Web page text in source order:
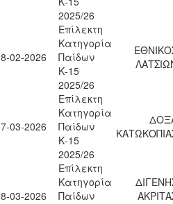
2025/26
02-2026
Επίλεκτη
Κατηγορία
Παίδων
Κ-15
2025/26
03-2026
Επίλεκτη
Κατηγορία
Παίδων
Κ-15
2025/26
03-2026
Επίλεκτη
Κατηγορία
Παίδων